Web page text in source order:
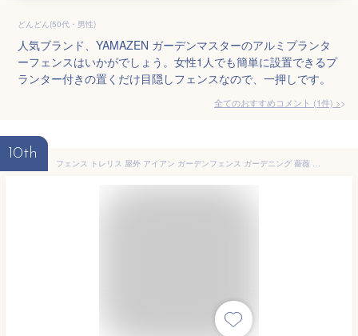
どんどん(50代・男性)
人気ブランド、YAMAZEN ガーデンマスターのアルミプランタ
ーフェンスはいかがでしょう。女性1人でも簡単に設置できるプ
ランター付きの置くだけ目隠しフェンスなので、一押しです。
全てのおすすめコメント (1件) >
10th
フェンス トレリス 屋外 アイアン ガーデンフェンス ガーデニング 薔薇 プランター 目隠し 置くだけ 庭 簡単 アイアンフェンス ガーデン ハイタイプ 柵 おしゃれ 簡単取り付け 簡単設置 本体 園芸 鉄 つる性植物 バラ 誘引 隣家